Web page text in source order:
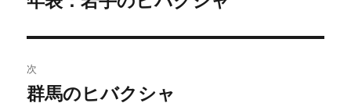
ビ
ゲ
投
稿:
次
次
群馬のヒバクシャ